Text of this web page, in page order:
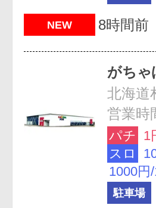
NEW 8時間前
がちゃ
北海道
営業時
パチ 1
スロ
1000円
駐車場